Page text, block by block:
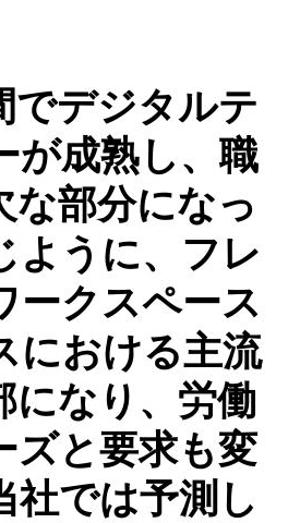
でデジタルテ
が成熟し、職
な部分になっ
ように、フレ
ークスペース
における主流
になり、労働
ズと要求も変
社では予測し